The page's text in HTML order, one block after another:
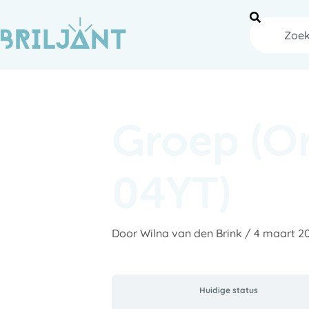
de
inhoud
Zoeken
Door Wilna van den Brink / 4 maart
Huidige status